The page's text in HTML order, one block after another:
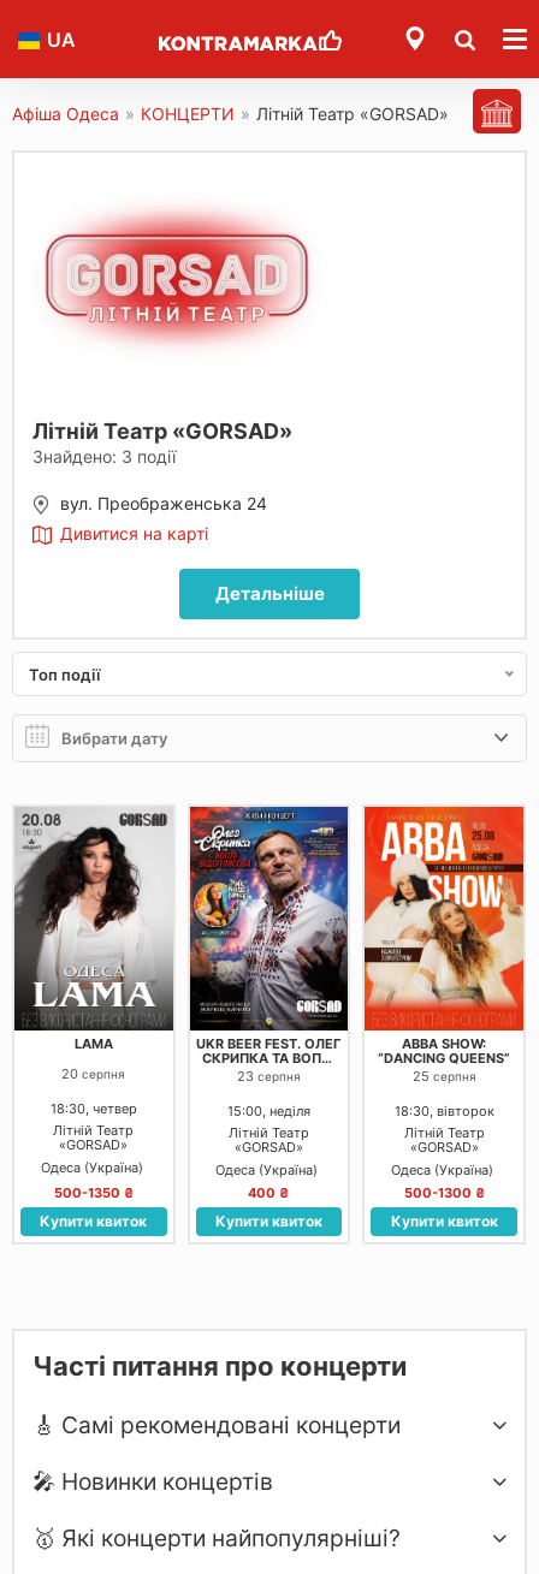
UA
Афіша Одеса » КОНЦЕРТИ » Літній Театр «GORSAD»
Літній Театр «GORSAD»
Знайдено: 3 події
вул. Преображенська 24
Дивитися на карті
Детальніше
Топ події
LAMA
20серпня
18:30, четвер
Літній Театр
«GORSAD»
Одеса (Україна)
500-1350 ₴
Купити квиток
UKR BEER FEST. ОЛЕГ
СКРИПКА ТА ВОПЛІ
ВІДОПЛЯСОВА
23 серпня
15:00, неділя
Літній Театр
«GORSAD»
Одеса (Україна)
400 ₴
Купити квиток
ABBA SHOW:
“DANCING QUEENS”
25 серпня
18:30, вівторок
Літній Театр
«GORSAD»
Одеса (Україна)
500-1300 ₴
Купити квиток
Часті питання про концерти
🎸 Самі рекомендовані концерти
🎤 Новинки концертів
🥇 Які концерти найпопулярніші?